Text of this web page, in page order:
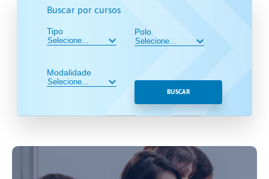
Buscar por cursos
Tipo
Modalidade
Polo
BUSCAR